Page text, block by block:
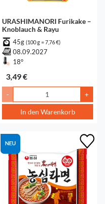
URASHIMANORI Furikake –
Knoblauch & Rayu
45g (100 g = 7,76 €)
08.09.2027
18°
3,49 €
- +
In den Warenkorb
NEU